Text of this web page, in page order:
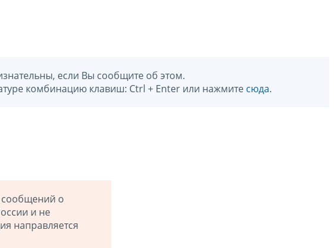
если Вы сообщите об этом.
комбинацию клавиш: Ctrl + Enter или нажмите сюда.
о
и не
направляется